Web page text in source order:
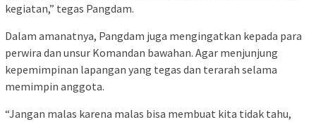
kegiatan,” tegas Pangdam.
Dalam amanatnya, Pangdam juga mengingatkan kepada para
perwira dan unsur Komandan bawahan. Agar menjunjung
kepemimpinan lapangan yang tegas dan terarah selama
memimpin anggota.
“Jangan malas karena malas bisa membuat kita tidak tahu,